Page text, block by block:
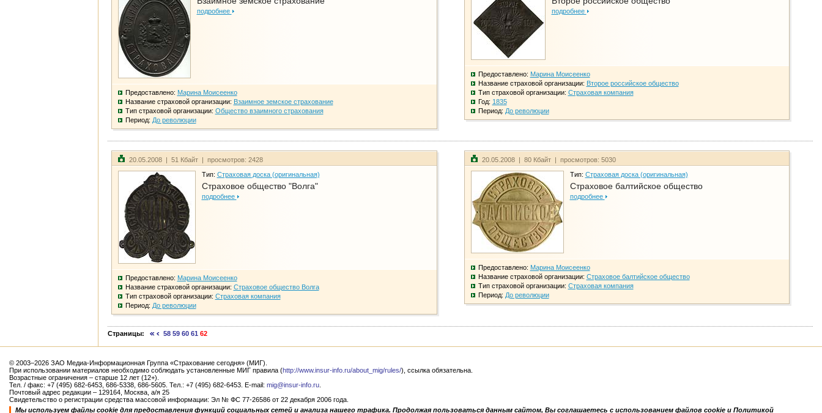
подробнее
Предоставлено: Марина Моисеенко
Название страховой организации: Взаимное земское страхование
Тип страховой организации: Общество взаимного страхования
Период: До революции
подробнее
Предоставлено: Марина Моисеенко
Название страховой организации: Второе российское общество
Тип страховой организации: Страховая компания
Год: 1835
Период: До революции
20.05.2008 | 51 Кбайт | просмотров: 2428
Тип: Страховая доска (оригинальная)
Страховое общество "Волга"
подробнее
Предоставлено: Марина Моисеенко
Название страховой организации: Страховое общество Волга
Тип страховой организации: Страховая компания
Период: До революции
20.05.2008 | 80 Кбайт | просмотров: 5030
Тип: Страховая доска (оригинальная)
Страховое балтийское общество
подробнее
Предоставлено: Марина Моисеенко
Название страховой организации: Страховое балтийское общество
Тип страховой организации: Страховая компания
Период: До революции
Страницы: 58 59 60 61 62
© 2003–2026 ЗАО Медиа-Информационная Группа «Страхование сегодня» (МИГ).
При использовании материалов необходимо соблюдать установленные МИГ правила (http://www.insur-info.ru/about_mig/rules/), ссылка обязательна.
Возрастные ограничения – старше 12 лет (12+).
Тел. / факс: +7 (495) 682-6453, 686-5338, 686-5605. Тел.: +7 (495) 682-6453. E-mail: mig@insur-info.ru
Почтовый адрес редакции – 129164, Москва, а/я 25
Свидетельство о регистрации средства массовой информации: Эл № ФС 77-26586 от 22 декабря 2006 года.
Мы используем файлы cookie для предоставления функций социальных сетей и анализа нашего трафика. Продолжая пользоваться данным сайтом, Вы соглашаетесь с использованием файлов cookie и Политикой